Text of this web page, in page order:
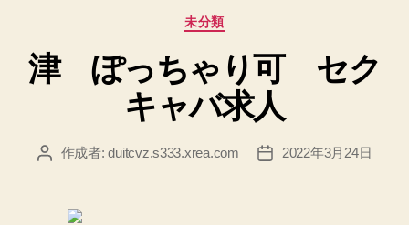
よ
る
緊
急
事
カ
ゴ
リ
ー
未分類
津 ぽっちゃり可 セク
キャバ求人
投 作成者:duitcvz.s333.xrea.com
投
2022年3月24日